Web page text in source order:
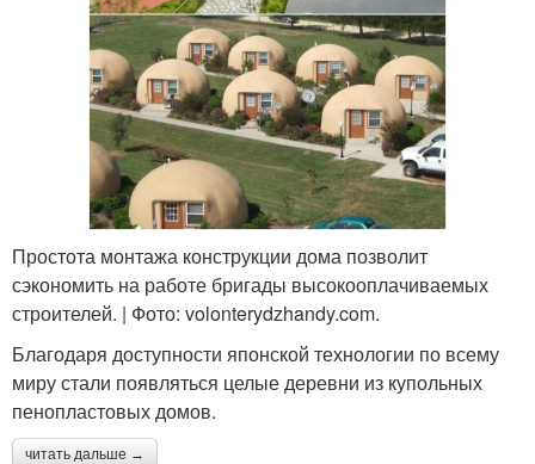
Простота монтажа конструкции дома позволит
сэкономить на работе бригады высокооплачиваемых
строителей. | Фото: volonterydzhandy.com.
Благодаря доступности японской технологии по всему
миру стали появляться целые деревни из купольных
пенопластовых домов.
читать дальше →